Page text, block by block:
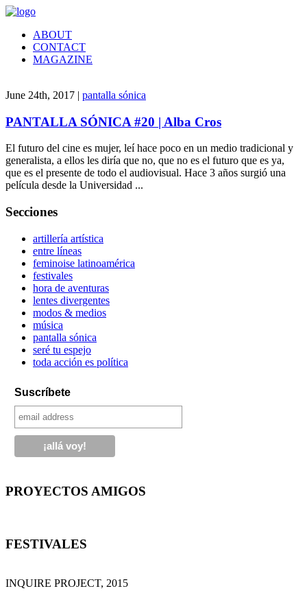
ABOUT
CONTACT
MAGAZINE
June 24th, 2017 | pantalla sónica
PANTALLA SÓNICA #20 | Alba Cros
El futuro del cine es mujer, leí hace poco en un medio tradicional y
generalista, a ellos les diría que no, que no es el futuro que es ya,
que es el presente de todo el audiovisual. Hace 3 años surgió una
película desde la Universidad ...
Secciones
artillería artística
entre líneas
feminoise latinoamérica
festivales
hora de aventuras
lentes divergentes
modos & medios
música
pantalla sónica
seré tu espejo
toda acción es política
Suscríbete
PROYECTOS AMIGOS
FESTIVALES
INQUIRE PROJECT, 2015